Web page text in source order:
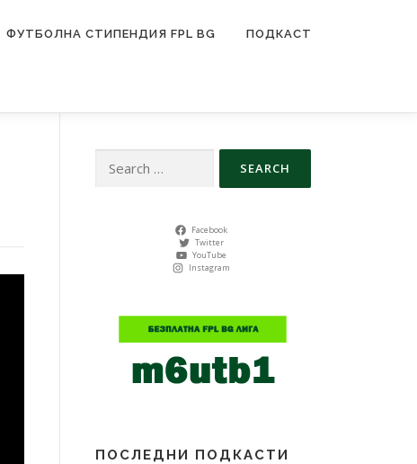
ФУТБОЛНА СТИПЕНДИЯ FPL BG ПОДКАСТ
for:
Facebook
Twitter
YouTube
Instagram
ПОСЛЕДНИ ПОДКАСТИ